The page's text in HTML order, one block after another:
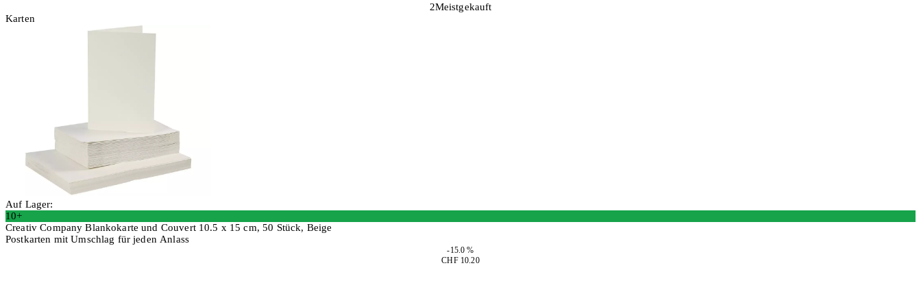
2Meistgekauft
Karten
Auf Lager:
10+
Creativ Company Blankokarte und Couvert 10.5 x 15 cm, 50 Stück, Beige
Postkarten mit Umschlag für jeden Anlass
-15.0 %
CHF 10.20